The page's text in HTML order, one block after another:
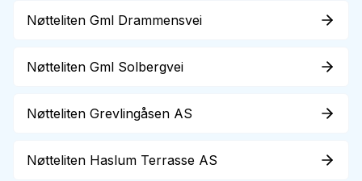
Nøtteliten Gml Drammensvei
Nøtteliten Gml Solbergvei
Nøtteliten Grevlingåsen AS
Nøtteliten Haslum Terrasse AS